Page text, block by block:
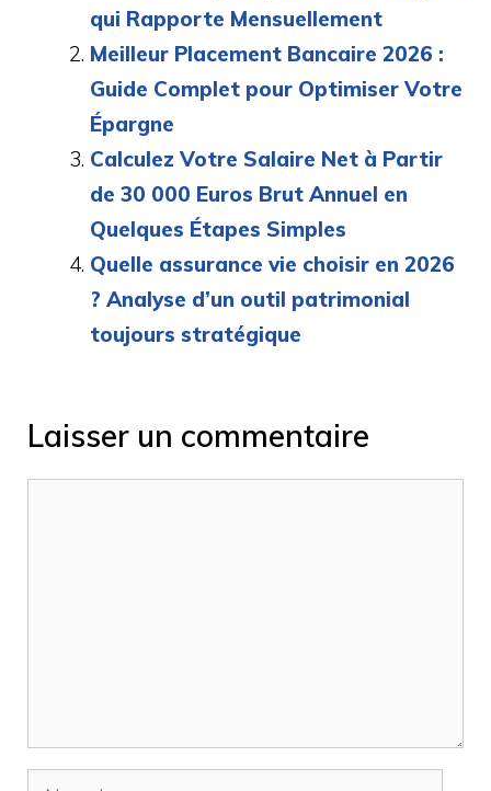
qui Rapporte Mensuellement
Meilleur Placement Bancaire 2026 :
Guide Complet pour Optimiser Votre
Épargne
Calculez Votre Salaire Net à Partir
de 30 000 Euros Brut Annuel en
Quelques Étapes Simples
Quelle assurance vie choisir en 2026
? Analyse d’un outil patrimonial
toujours stratégique
Laisser un commentaire
Nom